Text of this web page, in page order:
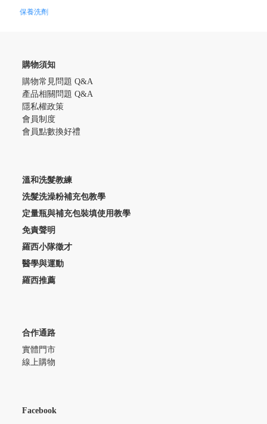
保養洗劑
購物須知
購物常見問題 Q&A
產品相關問題 Q&A
隱私權政策
會員制度
會員點數換好禮
溫和洗髮教練
洗髮洗澡粉補充包教學
定量瓶與補充包裝填使用教學
免責聲明
羅西小隊徵才
醫學與運動
羅西推薦
合作通路
實體門市
線上購物
Facebook